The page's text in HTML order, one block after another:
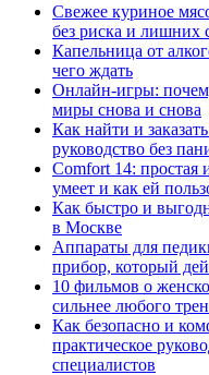
Свежее куриное
без риска и лишних
Капельница от
чего ждать
Онлайн-игры:
миры снова и снова
Как найти и
руководство без
Comfort 14:
умеет и как ей
Как быстро и
в Москве
Аппараты для
прибор, который
10 фильмов о
сильнее любого
Как безопасно и
практическое
специалистов